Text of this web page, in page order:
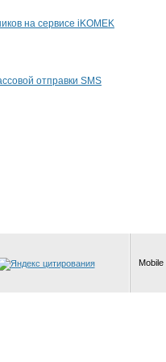
на сервисе iKOMEK
отправки SMS